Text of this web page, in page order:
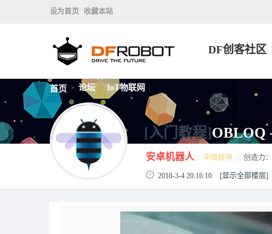
设为首页 收藏本站
DF创客社区
首页 > 论坛 > IoT物联网
[入门教程]OBLOQ
安卓机器人 中级技神 创造力：
2018-3-4 20:16:10 [显示全部楼层]